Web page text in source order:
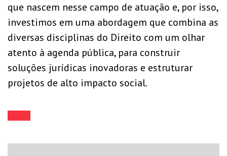
que nascem nesse campo de atuação e, por isso,
investimos em uma abordagem que combina as
diversas disciplinas do Direito com um olhar
atento à agenda pública, para construir
soluções jurídicas inovadoras e estruturar
projetos de alto impacto social.